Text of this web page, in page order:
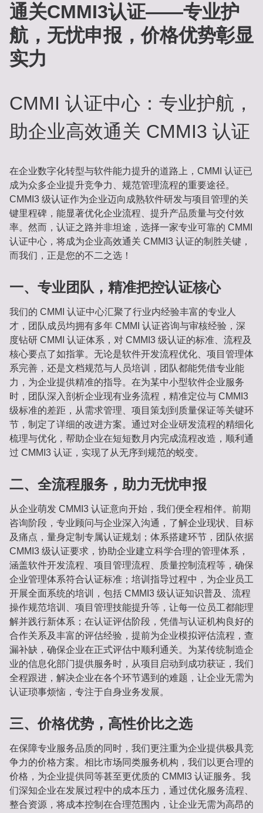
通关CMMI3认证——专业护
航，无忧申报，价格优势彰显
实力
CMMI 认证中心：专业护航，
助企业高效通关 CMMI3 认证
在企业数字化转型与软件能力提升的道路上，CMMI 认证已
成为众多企业提升竞争力、规范管理流程的重要途径。
CMMI3 级认证作为企业迈向成熟软件研发与项目管理的关
键里程碑，能显著优化企业流程、提升产品质量与交付效
率。然而，认证之路并非坦途，选择一家专业可靠的 CMMI
认证中心，将成为企业高效通关 CMMI3 认证的制胜关键，
而我们，正是您的不二之选！
一、专业团队，精准把控认证核心
我们的 CMMI 认证中心汇聚了行业内经验丰富的专业人
才，团队成员均拥有多年 CMMI 认证咨询与审核经验，深
度钻研 CMMI 认证体系，对 CMMI3 级认证的标准、流程及
核心要点了如指掌。无论是软件开发流程优化、项目管理体
系完善，还是文档规范与人员培训，团队都能凭借专业能
力，为企业提供精准的指导。在为某中小型软件企业服务
时，团队深入剖析企业现有业务流程，精准定位与 CMMI3
级标准的差距，从需求管理、项目策划到质量保证等关键环
节，制定了详细的改进方案。通过对企业研发流程的精细化
梳理与优化，帮助企业在短短数月内完成流程改造，顺利通
过 CMMI3 认证，实现了从无序到规范的蜕变。
二、全流程服务，助力无忧申报
从企业萌发 CMMI3 认证意向开始，我们便全程相伴。前期
咨询阶段，专业顾问与企业深入沟通，了解企业现状、目标
及痛点，量身定制专属认证规划；体系搭建环节，团队依据
CMMI3 级认证要求，协助企业建立科学合理的管理体系，
涵盖软件开发流程、项目管理流程、质量控制流程等，确保
企业管理体系符合认证标准；培训指导过程中，为企业员工
开展全面系统的培训，包括 CMMI3 级认证知识普及、流程
操作规范培训、项目管理技能提升等，让每一位员工都能理
解并践行新体系；在认证评估阶段，凭借与认证机构良好的
合作关系及丰富的评估经验，提前为企业模拟评估流程，查
漏补缺，确保企业在正式评估中顺利通关。为某传统制造企
业的信息化部门提供服务时，从项目启动到成功获证，我们
全程跟进，解决企业在各个环节遇到的难题，让企业无需为
认证琐事烦恼，专注于自身业务发展。
三、价格优势，高性价比之选
在保障专业服务品质的同时，我们更注重为企业提供极具竞
争力的价格方案。相比市场同类服务机构，我们以更合理的
价格，为企业提供同等甚至更优质的 CMMI3 认证服务。我
们深知企业在发展过程中的成本压力，通过优化服务流程、
整合资源，将成本控制在合理范围内，让企业无需为高昂的